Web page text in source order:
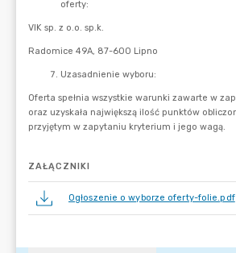
ZAŁĄCZNIKI
Ogłoszenie o wyborze oferty-folie.pdf